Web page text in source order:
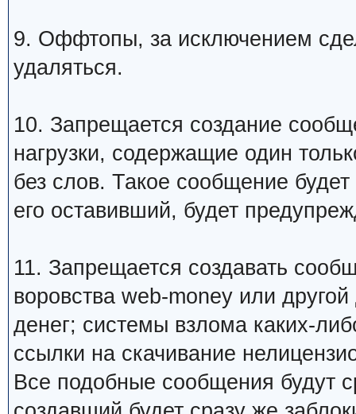
9. Оффтопы, за исключением
удаляться.
10. Запрещается создание
нагрузки, содержащие один
без слов. Такое сообщение
его оставивший, будет
11. Запрещается создавать
воровства web-money или
денег; системы взлома каких-
ссылки на скачивание
Все подобные сообщения будут